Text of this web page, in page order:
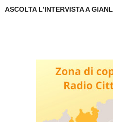
ASCOLTA L’INTERVISTA A